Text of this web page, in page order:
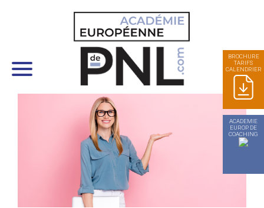
BROCHURE
TARIFS
CALENDRIER
ACADEMIE
EUROP. DE
COACHING